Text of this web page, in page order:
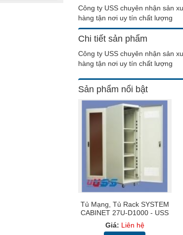
Công ty USS chuyên nhận sản
hàng tận nơi uy tín chất lượng
Chi tiết sản phẩm
Công ty USS chuyên nhận sản
hàng tận nơi uy tín chất lượng
Sản phẩm nổi bật
Tủ Mạng, Tủ Rack SYSTEM
CABINET 27U-D1000 - USS
Rack 27U1000
Giá: Liên hệ